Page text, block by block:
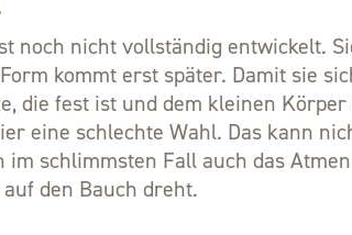
noch nicht vollständig entwickelt.
kommt erst später. Damit sie
die fest ist und dem kleinen
eine schlechte Wahl. Das kann
im schlimmsten Fall auch das
den Bauch dreht.